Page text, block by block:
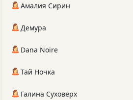
Амалия Сирин
Демура
Dana Noire
Тай Ночка
Галина Суховерх